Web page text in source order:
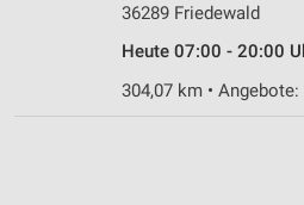
36289 Friedewald
Heute 07:00 - 20:00
304,07 km •